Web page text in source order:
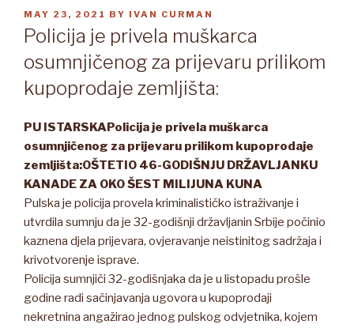
POSTED
ON
MAY 23, 2021 BY IVAN CURMAN
Policija je privela muškarca
osumnjičenog za prijevaru prilikom
kupoprodaje zemljišta:
PU ISTARSKAPolicija je privela muškarca
osumnjičenog za prijevaru prilikom kupoprodaje
zemljišta:OŠTETIO 46-GODIŠNJU DRŽAVLJANKU
KANADE ZA OKO ŠEST MILIJUNA KUNA
Pulska je policija provela kriminalističko istraživanje i
utvrdila sumnju da je 32-godišnji državljanin Srbije počinio
kaznena djela prijevara, ovjeravanje neistinitog sadržaja i
krivotvorenje isprave.
Policija sumnjiči 32-godišnjaka da je u listopadu prošle
godine radi sačinjavanja ugovora u kupoprodaji
nekretnina angažirao jednog pulskog odvjetnika, kojem